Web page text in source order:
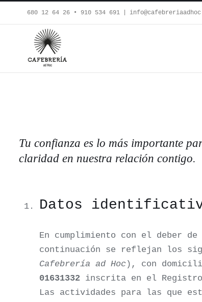
al
contenido
680 12 64 26‬ • 910 534 691
Tu confianza es lo más importante
claridad en nuestra relación contigo.
Datos
En cumplimiento con el deber de
continuación se reflejan los
Cafebrería ad Hoc), con
01631332inscrita en el Registro
Las actividades para las que